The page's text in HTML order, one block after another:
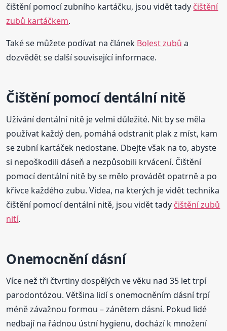
čištění pomocí zubního kartáčku, jsou vidět tady čištění
zubů kartáčkem.
Také se můžete podívat na článek Bolest zubů a
dozvědět se další související informace.
Čištění pomocí dentální nitě
Užívání dentální nitě je velmi důležité. Nit by se měla
používat každý den, pomáhá odstranit plak z míst, kam
se zubní kartáček nedostane. Dbejte však na to, abyste
si nepoškodili dáseň a nezpůsobili krvácení. Čištění
pomocí dentální nitě by se mělo provádět opatrně a po
křivce každého zubu. Videa, na kterých je vidět technika
čištění pomocí dentální nitě, jsou vidět tady čištění zubů
nití.
Onemocnění dásní
Více než tři čtvrtiny dospělých ve věku nad 35 let trpí
parodontózou. Většina lidí s onemocněním dásní trpí
méně závažnou formou – zánětem dásní. Pokud lidé
nedbají na řádnou ústní hygienu, dochází k množení